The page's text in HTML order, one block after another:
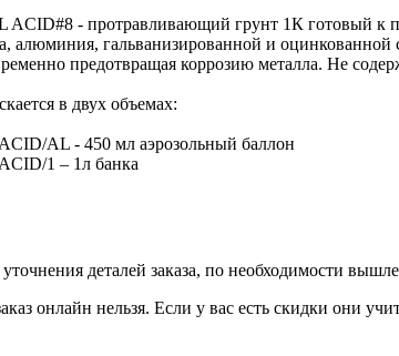
ACID#8 - протравливающий грунт 1К готовый к
алюминия, гальванизированной и
предотвращая коррозию металла. Не
в двух объемах:
AL - 450 мл аэрозольный баллон
1 – 1л банка
деталей заказа, по необходимости
онлайн нельзя. Если у вас есть скидки они